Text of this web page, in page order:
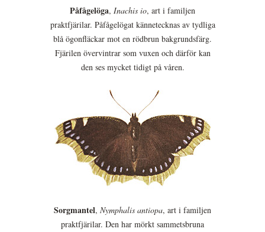
Påfågelöga, Inachis io, art i familjen
praktfjärilar. Påfågelögat kännetecknas av tydliga
blå ögonfläckar mot en rödbrun bakgrundsfärg.
Fjärilen övervintrar som vuxen och därför kan
den ses mycket tidigt på våren.
Sorgmantel, Nymphalis antiopa, art i familjen
praktfjärilar. Den har mörkt sammetsbruna